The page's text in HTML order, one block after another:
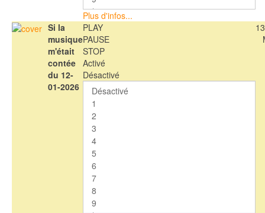
Plus d'infos...
Si la
musique
m'était
contée
du 12-
01-2026
PLAY
PAUSE
STOP
Activé
Désactivé